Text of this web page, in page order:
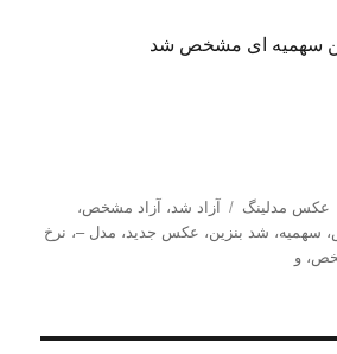
سهمیه ای مشخص شد
دسته‌ها
عکس مدلینگ برچسب‌ها
آزاد شد، آزاد مشخص،
، سهمیه، شد بنزین، عکس جدید، مدل –، نرخ
،و